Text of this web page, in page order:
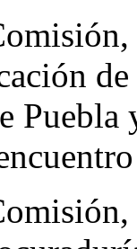
Puebla